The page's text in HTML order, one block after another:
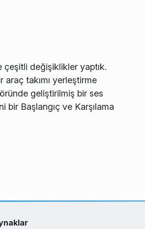
çeşitli değişiklikler yaptık.
takımı yerleştirme
geliştirilmiş bir ses
Başlangıç ​​ve Karşılama